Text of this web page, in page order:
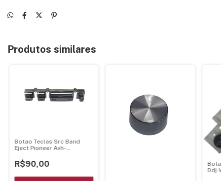
Produtos similares
Botao Teclas Src Band
Eject Pioneer Avh-
Avh-P5900Dvd - Cromado
R$90,00
Ddj-